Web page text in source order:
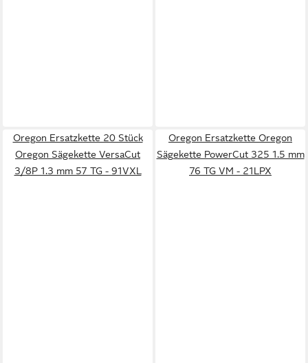
Oregon Ersatzkette 20 Stück
Oregon Sägekette VersaCut
3/8P 1.3 mm 57 TG - 91VXL
Oregon Ersatzkette Oregon
Sägekette PowerCut 325 1.5 mm
76 TG VM - 21LPX